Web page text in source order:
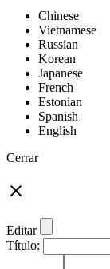
Chinese
Vietnamese
Russian
Korean
Japanese
French
Estonian
Spanish
English
Cerrar
Editar
Título: